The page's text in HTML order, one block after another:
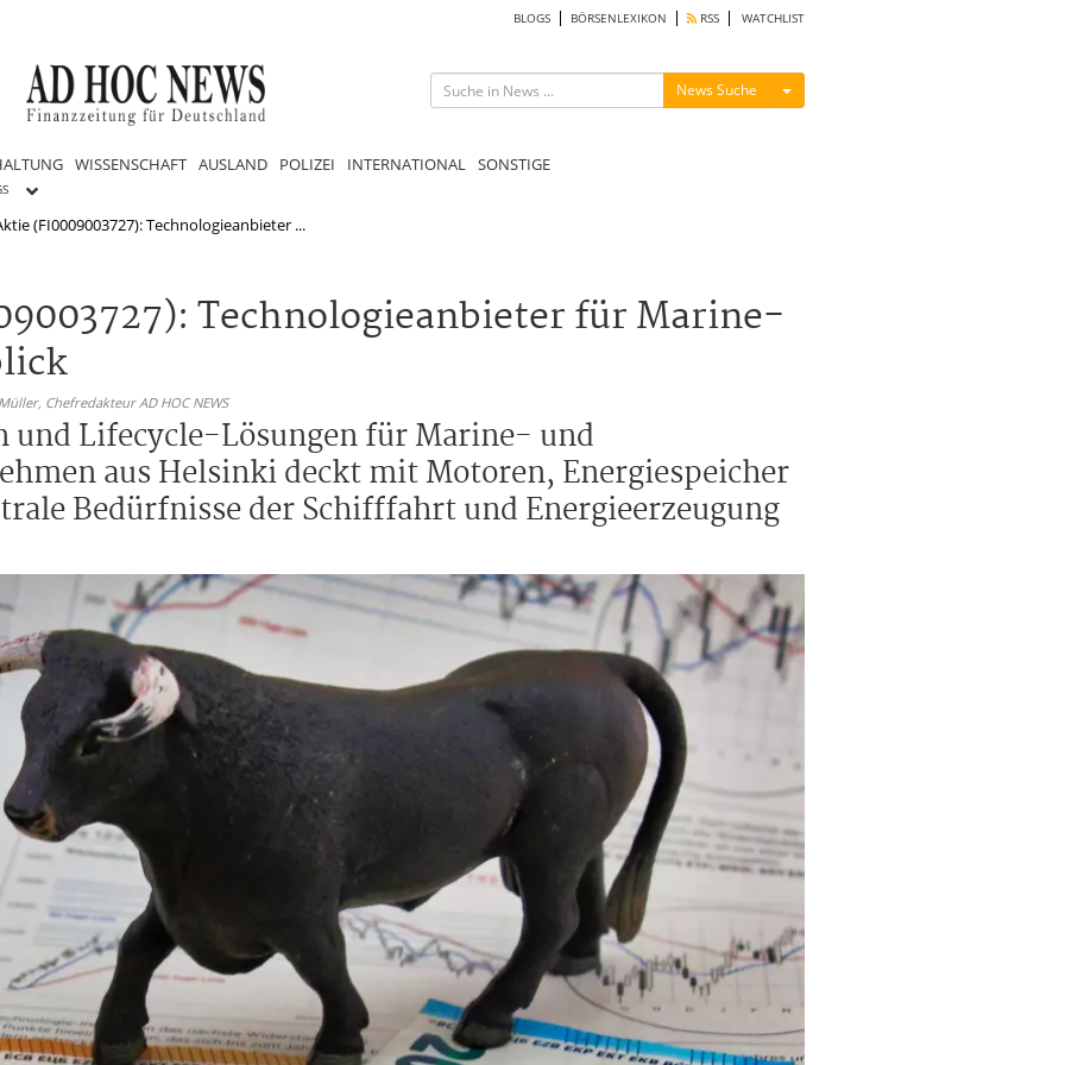
BLOGS BÖRSENLEXIKON RSS WATCHLIST
News Suche Menü ein-/ausblenden
WISSENSCHAFT AUSLAND POLIZEI INTERNATIONAL SONSTIGE
(FI0009003727): Technologieanbieter ...
Technologieanbieter für Marine-
Chefredakteur AD HOC NEWS
und Lifecycle-Lösungen für Marine- und
aus Helsinki deckt mit Motoren, Energiespeicher
Bedürfnisse der Schifffahrt und Energieerzeugung